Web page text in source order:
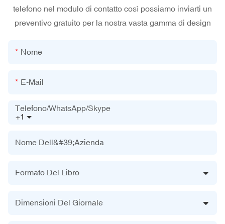
telefono nel modulo di contatto così possiamo inviarti un
preventivo gratuito per la nostra vasta gamma di design
Nome
E-Mail
+1
Telefono/WhatsApp/Skype
Nome Dell&#39;azienda
Formato Del Libro
Dimensioni Del Giornale